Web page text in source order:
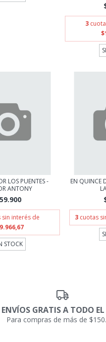
3
LOS PUENTES -
ANTONY
sin interés de
STOCK
EN QUINCE
3 cuotas
ENVÍOS GRATIS A TODO
Para compras de más de